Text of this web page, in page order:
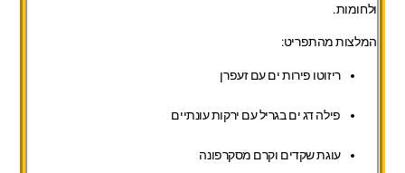
ולחומות.
המלצות מהתפריט:
ריזוטו פירות ים עם זעפרן
פילה דג ים בגריל עם ירקות עונתיים
עוגת שקדים וקרם מסקרפונה